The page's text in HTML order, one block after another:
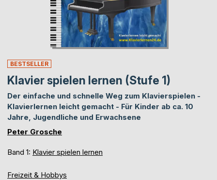
BESTSELLER
Klavier spielen lernen (Stufe 1)
Der einfache und schnelle Weg zum Klavierspielen -
Klavierlernen leicht gemacht - Für Kinder ab ca. 10
Jahre, Jugendliche und Erwachsene
Peter Grosche
Band 1: Klavier spielen lernen
Freizeit & Hobbys